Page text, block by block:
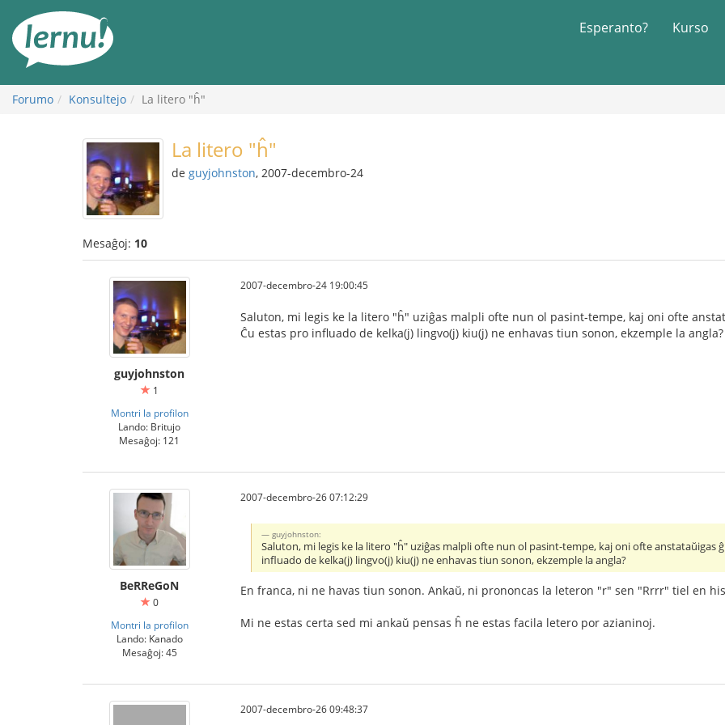
enhavo
Esperanto? Kurso
Forumo Konsultejo La litero "ĥ"
La litero "ĥ"
de guyjohnston, 2007-decembro-24
Mesaĝoj: 10
guyjohnston
1
Montri la profilon
Lando: Britujo
Mesaĝoj: 121
2007-decembro-24 19:00:45
Saluton, mi legis ke la litero "ĥ" uziĝas malpli ofte nun ol pasint-tempe, kaj oni ofte
Ĉu estas pro influado de kelka(j) lingvo(j) kiu(j) ne enhavas tiun sonon, ekzemple la angla?
BeRReGoN
0
Montri la profilon
Lando: Kanado
Mesaĝoj: 45
2007-decembro-26 07:12:29
guyjohnston:
Saluton, mi legis ke la litero "ĥ" uziĝas malpli ofte nun ol pasint-tempe, kaj oni ofte anstataŭigas
influado de kelka(j) lingvo(j) kiu(j) ne enhavas tiun sonon, ekzemple la angla?
En franca, ni ne havas tiun sonon. Ankaŭ, ni prononcas la leteron "r" sen "Rrrr" tiel en
Mi ne estas certa sed mi ankaŭ pensas ĥ ne estas facila letero por azianinoj.
2007-decembro-26 09:48:37